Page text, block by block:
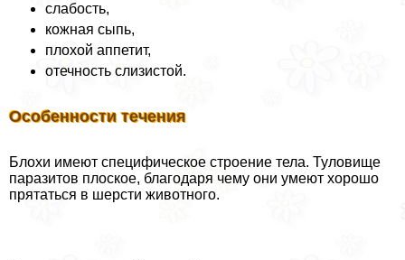
слабость,
кожная сыпь,
плохой аппетит,
отечность слизистой.
Особенности течения
Блохи имеют специфическое строение тела. Туловище
паразитов плоское, благодаря чему они умеют хорошо
прятаться в шерсти животного.